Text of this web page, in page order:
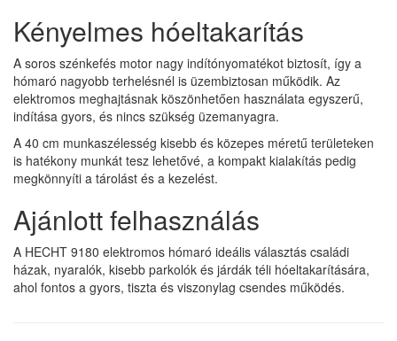
Kényelmes hóeltakarítás
A soros szénkefés motor nagy indítónyomatékot biztosít, így a
hómaró nagyobb terhelésnél is üzembiztosan működik. Az
elektromos meghajtásnak köszönhetően használata egyszerű,
indítása gyors, és nincs szükség üzemanyagra.
A 40 cm munkaszélesség kisebb és közepes méretű területeken
is hatékony munkát tesz lehetővé, a kompakt kialakítás pedig
megkönnyíti a tárolást és a kezelést.
Ajánlott felhasználás
A HECHT 9180 elektromos hómaró ideális választás családi
házak, nyaralók, kisebb parkolók és járdák téli hóeltakarítására,
ahol fontos a gyors, tiszta és viszonylag csendes működés.